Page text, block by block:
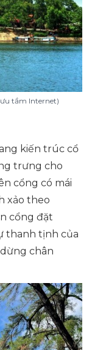
tầm Internet)
kiến trúc cổ
trưng cho
cổng có mái
xảo theo
cổng đặt
thanh tịnh của
chân